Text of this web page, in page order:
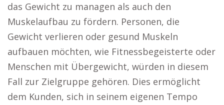
das Gewicht zu managen als auch den
Muskelaufbau zu fördern. Personen, die
Gewicht verlieren oder gesund Muskeln
aufbauen möchten, wie Fitnessbegeisterte oder
Menschen mit Übergewicht, würden in diesem
Fall zur Zielgruppe gehören. Dies ermöglicht
dem Kunden, sich in seinem eigenen Tempo